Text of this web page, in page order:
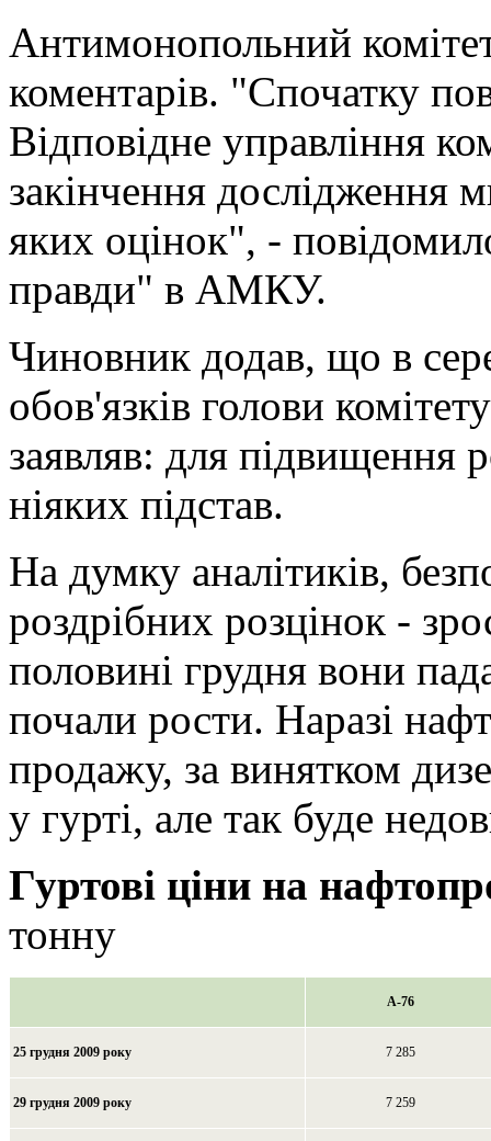
Антимонопольний
коментарів. "Спочатку
Відповідне управління
закінчення дослідження
яких оцінок", -
правди" в АМКУ.
Чиновник додав, що в
обов'язків голови
заявляв: для підвищення
ніяких підстав.
На думку аналітиків,
роздрібних розцінок -
половині грудня вони
почали рости. Наразі
продажу, за винятком
у гурті, але так буде
Гуртові ціни на
тонну
А-76
25 грудня 2009 року 7 285
29 грудня 2009 року 7 259